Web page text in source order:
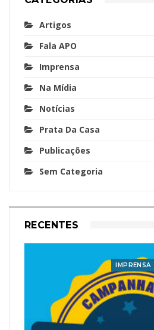
Artigos
Fala APO
Imprensa
Na Mídia
Notícias
Prata Da Casa
Publicações
Sem Categoria
RECENTES
IMPRENSA